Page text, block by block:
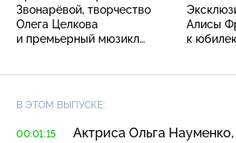
Звонарёвой, творчество
Олега Целкова
и премьерный мюзикл
Алисы
к
В ЭТОМ ВЫПУСКЕ:
00:01:15
Актриса Ольга